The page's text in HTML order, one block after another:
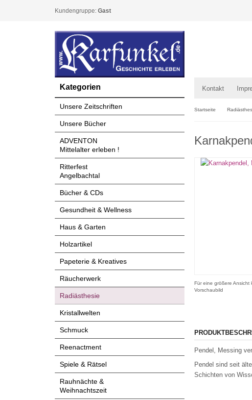
Kundengruppe: Gast
Kontakt
Startseite
Für eine größere Ansicht
Vorschaubild
Pendel, Messing
Pendel sind seit
Schichten von
Kategorien
Unsere Zeitschriften
Unsere Bücher
ADVENTON
Mittelalter erleben !
Ritterfest
Angelbachtal
Bücher & CDs
Gesundheit & Wellness
Haus & Garten
Holzartikel
Papeterie & Kreatives
Räucherwerk
Radiästhesie
Kristallwelten
Schmuck
Reenactment
Spiele & Rätsel
Rauhnächte &
Weihnachtszeit